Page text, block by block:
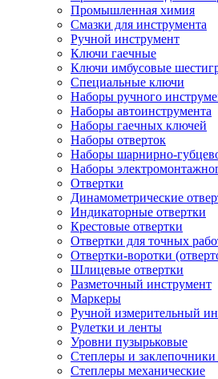
Промышленная химия
Смазки для инструмента
Ручной инструмент
Ключи гаечные
Ключи имбусовые
Специальные ключи
Наборы ручного
Наборы автоинструмента
Наборы гаечных ключей
Наборы отверток
Наборы шарнирно-
Наборы
Отвертки
Динамометрические
Индикаторные отвертки
Крестовые отвертки
Отвертки для точных
Отвертки-воротки
Шлицевые отвертки
Разметочный инструмент
Маркеры
Ручной измерительный
Рулетки и ленты
Уровни пузырьковые
Степлеры и
Степлеры механические